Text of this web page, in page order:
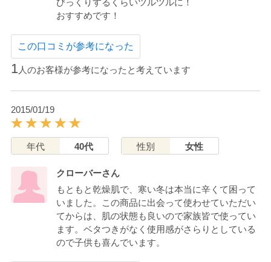
びっくりするくらいツルツルに！
おすすめです！
この口コミが参考になった
1人のお客様が参考になったと考えています
2015/01/19
年代 40代 性別 女性
クローバーさん
もともと乾燥肌で、寒い冬は本当に辛くて困って
いました。この商品に出会って使わせていただい
てからは、肌の状態も良いので家族皆で使ってい
ます。ベタつきがなく使用感がさらりとしている
ので子供も喜んでいます。